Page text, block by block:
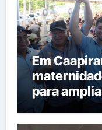
Em
para
interior